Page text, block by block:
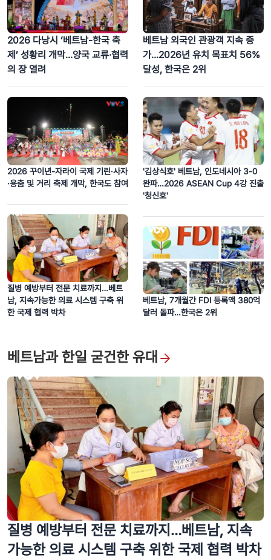
호찌민시, 3D 매핑 공연으로 눈길 사로잡아
빈롱성 관광, ‘벽돌·도자기 왕국’의 새로운 문화 이야기 쓰다
‘철필, 일편단심’ 특별 전시회 – 시대를 초월한 베트남 언론인의 가치
2026 다낭시 ‘베트남-한국 축
제’ 성황리 개막…양국 교류·협력
의 장 열려
2026 꾸이년-자라이 국제 기린·사자
·용춤 및 거리 축제 개막, 한국도 참여
질병 예방부터 전문 치료까지…베트
남, 지속가능한 의료 시스템 구축 위
한 국제 협력 박차
베트남 외국인 관광객 지속 증
가…2026년 유치 목표치 56%
달성, 한국은 2위
'김상식호' 베트남, 인도네시아 3-0
완파…2026 ASEAN Cup 4강 진출
'청신호'
베트남, 7개월간 FDI 등록액 380억
달러 돌파…한국은 2위
베트남과 한일 굳건한 유대
질병 예방부터 전문 치료까지…베트남, 지속
가능한 의료 시스템 구축 위한 국제 협력 박차